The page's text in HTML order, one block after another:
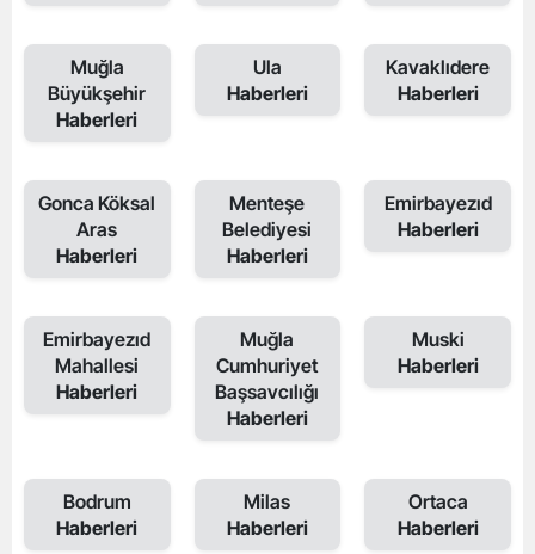
Muğla
Büyükşehir
Haberleri
Ula
Haberleri
Kavaklıdere
Haberleri
Gonca Köksal
Aras
Haberleri
Menteşe
Belediyesi
Haberleri
Emirbayezıd
Haberleri
Emirbayezıd
Mahallesi
Haberleri
Muğla
Cumhuriyet
Başsavcılığı
Haberleri
Muski
Haberleri
Bodrum
Haberleri
Milas
Haberleri
Ortaca
Haberleri